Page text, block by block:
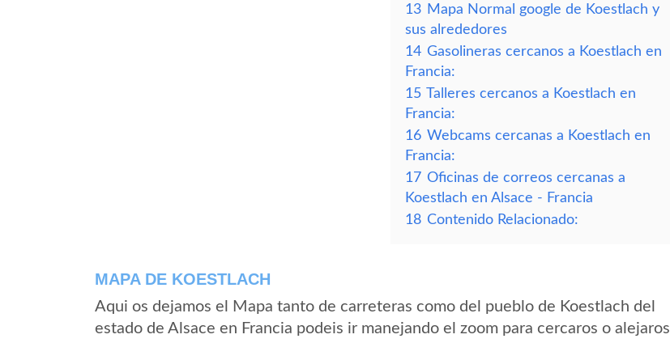
13 Mapa Normal google de Koestlach y
sus alrededores
14 Gasolineras cercanos a Koestlach en
Francia:
15 Talleres cercanos a Koestlach en
Francia:
16 Webcams cercanas a Koestlach en
Francia:
17 Oficinas de correos cercanas a
Koestlach en Alsace - Francia
18 Contenido Relacionado:
MAPA DE KOESTLACH
Aqui os dejamos el Mapa tanto de carreteras como del pueblo de Koestlach del
estado de Alsace en Francia podeis ir manejando el zoom para cercaros o alejaros